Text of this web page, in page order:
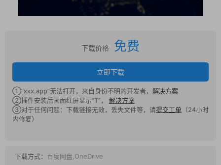
下载价格 免费
立即下载
①“xxx.app”无法打开，来自身份不明的开发者， 解决方案
②插件安装后画面红屏显示“T”， 解决方案
③对于任何问题：下载链接无效，丢失文件等，请提交工单 （24小时
内修复）
下载方式： 百度网盘,OneDrive